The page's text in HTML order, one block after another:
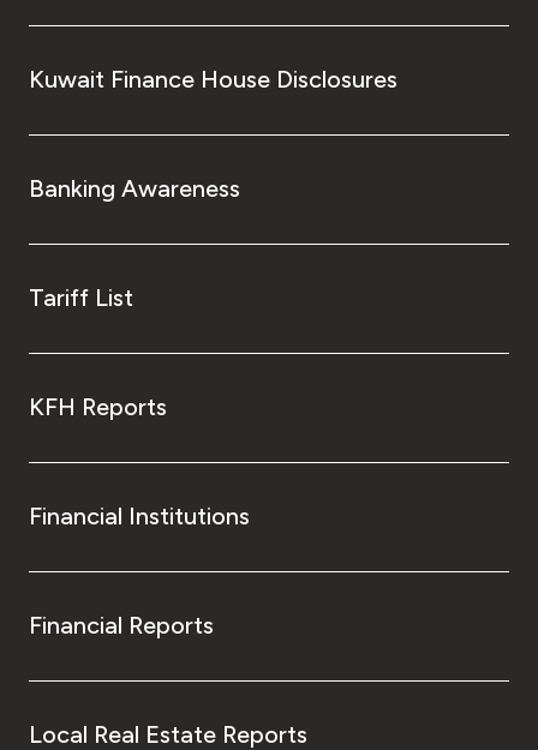
Kuwait Finance House Disclosures
Banking Awareness
Tariff List
KFH Reports
Financial Institutions
Financial Reports
Local Real Estate Reports